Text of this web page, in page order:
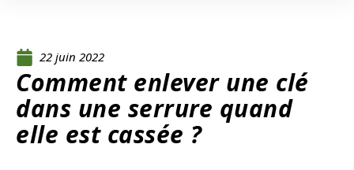
22 juin 2022
Comment enlever une clé
dans une serrure quand
elle est cassée ?